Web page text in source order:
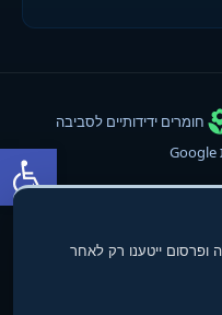
פתח
חומרים ידידותיים לסביבה
הצהרת נגישות
ופרסום ייטענו רק לאחר